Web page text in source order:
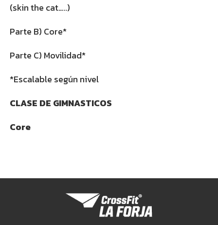
(skin the cat…..)
Parte B) Core*
Parte C) Movilidad*
*Escalable según nivel
CLASE DE GIMNASTICOS
Core